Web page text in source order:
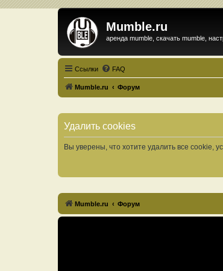
Mumble.ru
аренда mumble, скачать mumble,
Ссылки FAQ
Mumble.ru Форум
Удалить cookies
Вы уверены, что хотите удалить все cookie,
Mumble.ru Форум